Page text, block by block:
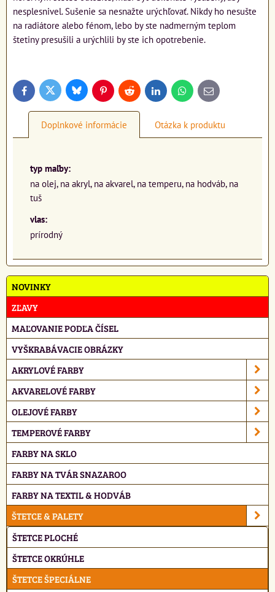
nesplesnivel. Sušenie sa nesnažte urýchľovať. Nikdy ho nesušte
na radiátore alebo fénom, lebo by ste nadmerným teplom
štetiny presušili a urýchlili by ste ich opotrebenie.
FacebookTwitter BlueskyPinterestReddit LinkedInWhatsApp
E-
mail
Doplnkové informácie Otázka k produktu
typ maľby:
na olej, na akryl, na akvarel, na temperu, na hodváb, na
tuš
vlas:
prírodný
NOVINKY
ZĽAVY
MAĽOVANIE PODĽA ČÍSEL
VYŠKRABÁVACIE OBRÁZKY
AKRYLOVÉ FARBY
AKVARELOVÉ FARBY
OLEJOVÉ FARBY
TEMPEROVÉ FARBY
FARBY NA SKLO
FARBY NA TVÁR SNAZAROO
FARBY NA TEXTIL & HODVÁB
ŠTETCE & PALETY
ŠTETCE PLOCHÉ
ŠTETCE OKRÚHLE
ŠTETCE ŠPECIÁLNE